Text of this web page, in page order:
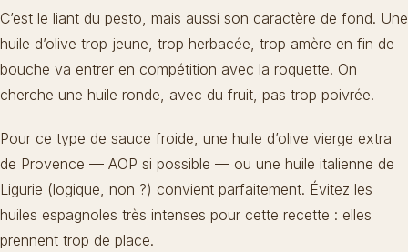
C’est le liant du pesto, mais aussi son caractère de fond. Une
huile d’olive trop jeune, trop herbacée, trop amère en fin de
bouche va entrer en compétition avec la roquette. On
cherche une huile ronde, avec du fruit, pas trop poivrée.
Pour ce type de sauce froide, une huile d’olive vierge extra
de Provence — AOP si possible — ou une huile italienne de
Ligurie (logique, non ?) convient parfaitement. Évitez les
huiles espagnoles très intenses pour cette recette : elles
prennent trop de place.